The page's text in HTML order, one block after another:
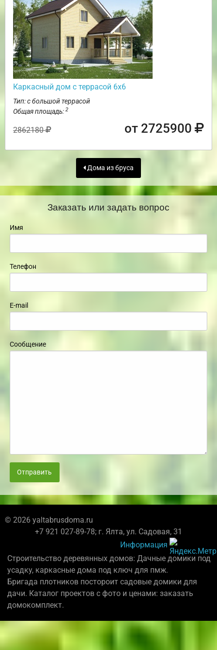
Каркасный дом с террасой 6х6
Тип: с большой террасой
Общая площадь: 2
2862180 от 2725900
Дома из бруса
Заказать или задать вопрос
Имя
Телефон
E-mail
Сообщение
Отправить
© 2026 yaltabrusdoma.ru
+7 921 027-89-78; г. Ялта, ул. Садовая, 31
Информация
Строительство деревянных домов: Дачные домики под
усадку, каркасные дома под ключ для пмж.
Бригада плотников постороит садовые домики для
дачи. Каталог проектов с фото и ценами: заказать
домокомплект.